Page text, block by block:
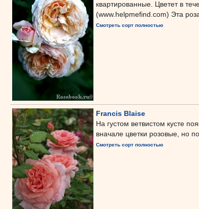
квартированные. Цветет в
(www.helpmefind.com) Эта
Смотреть сорт полностью
Francis Blaise
На густом ветвистом кусте
вначале цветки розовые, но
Смотреть сорт полностью